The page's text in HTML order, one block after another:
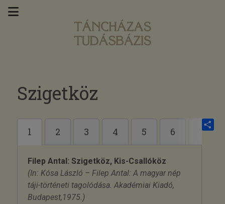
Szigetköz
1 2 3 4 5 6 7
Filep Antal: Szigetköz, Kis-Csallóköz
(In: Kósa László – Filep Antal: A magyar nép
táji-történeti tagolódása. Akadémiai Kiadó,
Budapest,1975.)